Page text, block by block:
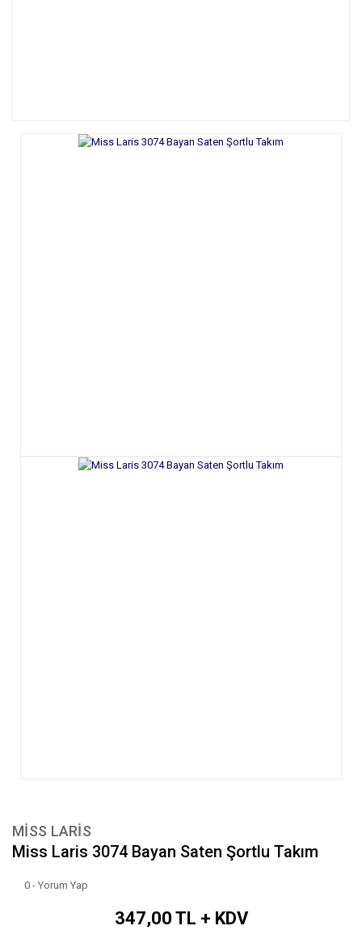
MİSS LARİS
Miss Laris 3074 Bayan Saten Şortlu Takım
0 - Yorum Yap
347,00 TL + KDV